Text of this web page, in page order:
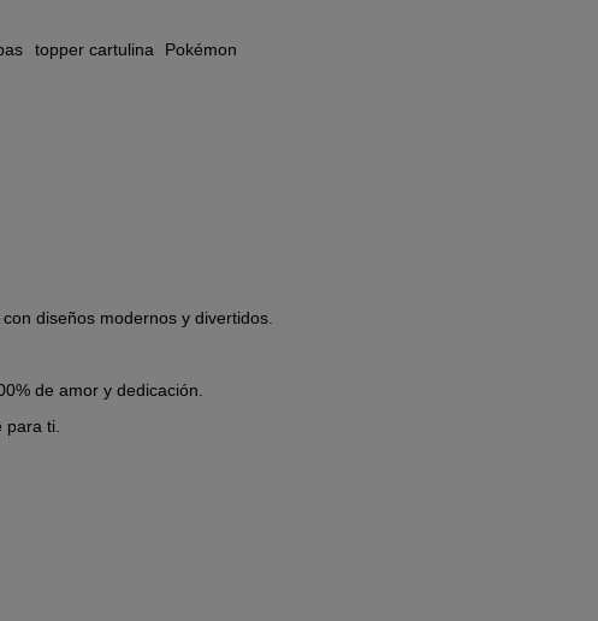
topper cartulina Pokémon
diseños modernos y divertidos.
de amor y dedicación.
para ti.